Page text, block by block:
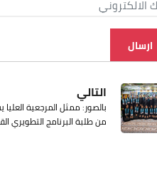
ارسال
التالي
بالصور: ممثل المرجعية
من طلبة البرنامج التطويري